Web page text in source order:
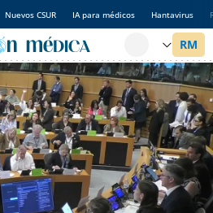
Nuevos CSUR IA para médicos Hantavirus